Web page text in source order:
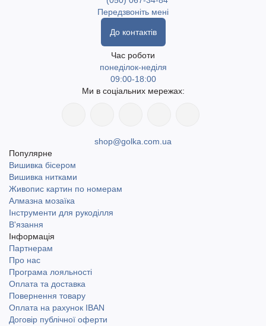
Передзвоніть мені
До контактів
Час роботи
понеділок-неділя
09:00-18:00
Ми в соціальних мережах:
shop@golka.com.ua
Популярне
Вишивка бісером
Вишивка нитками
Живопис картин по номерам
Алмазна мозаїка
Інструменти для рукоділля
В'язання
Інформація
Партнерам
Про нас
Програма лояльності
Оплата та доставка
Повернення товару
Оплата на рахунок IBAN
Договір публічної оферти